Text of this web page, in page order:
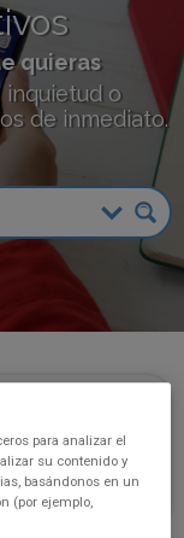
quieras
inquietud o
de inmediato.
MI SEGURO
para analizar el
su contenido y
basándonos en un
(por ejemplo,